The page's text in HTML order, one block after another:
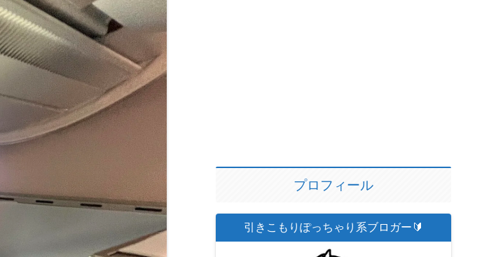
プロフィール
引きこもりぽっちゃり系ブロガー🔰